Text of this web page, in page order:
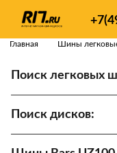
Главная Шины
Поиск легковых
Поиск дисков: